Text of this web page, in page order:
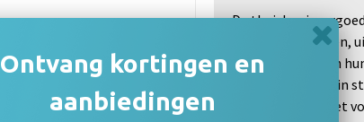
De
(auteurs, artiesten,
consumenten van
rechthebbenden in
zetten en blijft het
Ontvang kortingen en
aanbiedingen